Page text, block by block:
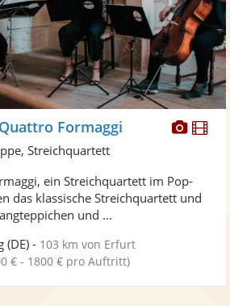
Fotos
Formaggi
Streichquartett
ein Streichquartett im Pop-
das klassische Streichquartett und
und ...
(DE) - 103 km von Erfurt
€ - 1800 € pro Auftritt)